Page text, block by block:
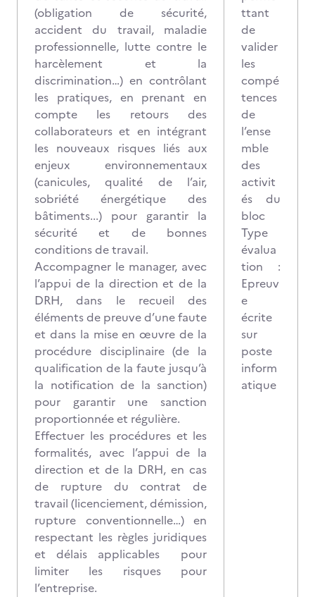
(obligation de sécurité,
accident du travail, maladie
professionnelle, lutte contre le
harcèlement et la
discrimination…) en contrôlant
les pratiques, en prenant en
compte les retours des
collaborateurs et en intégrant
les nouveaux risques liés aux
enjeux environnementaux
(canicules, qualité de l’air,
sobriété énergétique des
bâtiments...) pour garantir la
sécurité et de bonnes
conditions de travail.
Accompagner le manager, avec
l’appui de la direction et de la
DRH, dans le recueil des
éléments de preuve d’une faute
et dans la mise en œuvre de la
procédure disciplinaire (de la
qualification de la faute jusqu’à
la notification de la sanction)
pour garantir une sanction
proportionnée et régulière.
Effectuer les procédures et les
formalités, avec l’appui de la
direction et de la DRH, en cas
de rupture du contrat de
travail (licenciement, démission,
rupture conventionnelle…) en
respectant les règles juridiques
et délais applicables pour
limiter les risques pour
l’entreprise.
ttant
de
valider
les
compé
tences
de
l’ense
mble
des
activit
és du
bloc
Type
évalua
tion :
Epreuv
e
écrite
sur
poste
inform
atique